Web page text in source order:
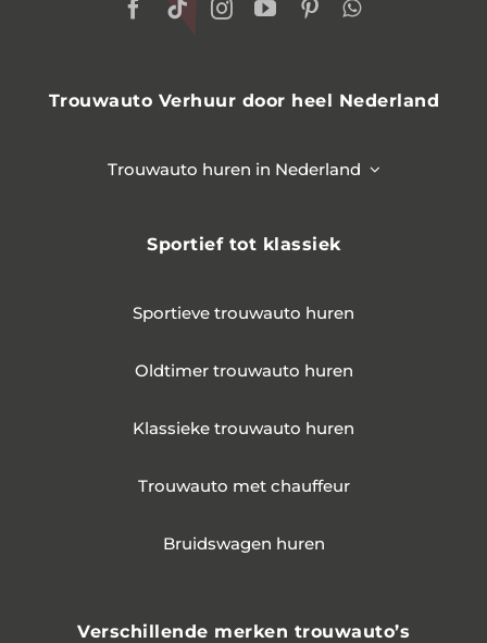
Trouwauto Verhuur door heel Nederland
Trouwauto huren in Nederland
Sportief tot klassiek
Sportieve trouwauto huren
Oldtimer trouwauto huren
Klassieke trouwauto huren
Trouwauto met chauffeur
Bruidswagen huren
Verschillende merken trouwauto’s